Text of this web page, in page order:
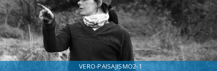
VERO-PAISAJISMO2-1